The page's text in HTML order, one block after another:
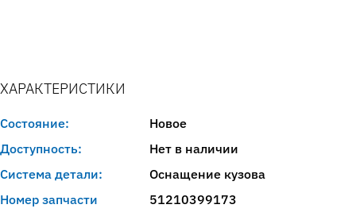
ХАРАКТЕРИСТИКИ
Состояние:
Новое
Доступность:
Нет в наличии
Система детали:
Оснащение кузова
Номер запчасти
51210399173